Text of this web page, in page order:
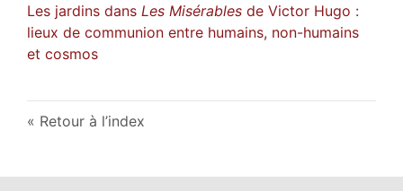
Les jardins dans Les Misérables de Victor Hugo :
lieux de communion entre humains, non-humains
et cosmos
Retour à l’index